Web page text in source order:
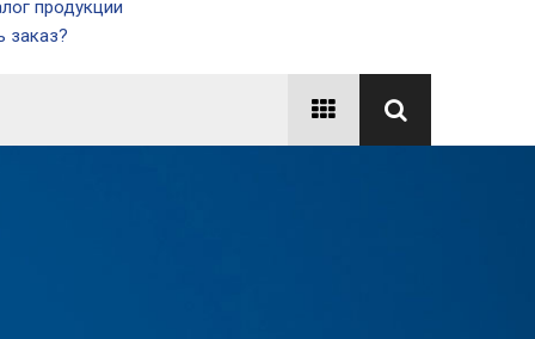
продукции
заказ?